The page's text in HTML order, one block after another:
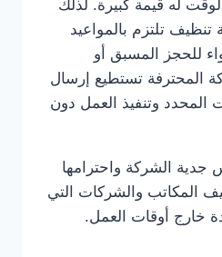
له قيمة كبيرة. لذلك
تلتزم بالمواعيد
للحجز المسبق أو
المحترفة تستطيع إرسال
وتنفيذ العمل دون
جدية الشركة واحترامها
المكاتب والشركات التي
خارج أوقات العمل.